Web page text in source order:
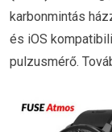
karbonmintás
és iOS
pulzusmérő.